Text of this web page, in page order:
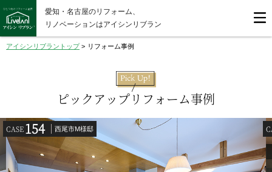
愛知・名古屋のリフォーム、
リノベーションはアイシンリブラン
アイシンリブラントップ> リフォーム事例
ピックアップリフォーム事例
CASE154 西尾市M様邸